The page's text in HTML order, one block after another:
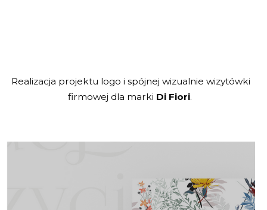
Realizacja projektu logo i spójnej wizualnie wizytówki
firmowej dla marki Di Fiori.